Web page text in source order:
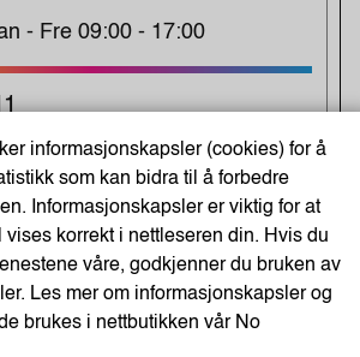
- Fre 09:00 - 17:00
Tilbud hele året!
informasjonskapsler (cookies) for å
som kan bidra til å forbedre
Informasjonskapsler er viktig for at
vises korrekt i nettleseren din. Hvis du
våre, godkjenner du bruken av
Les mer om informasjonskapsler og
brukes i nettbutikken vårNo